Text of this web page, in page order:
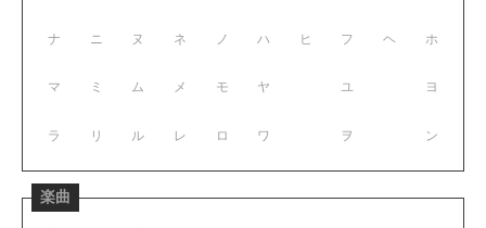
ナ ニ ヌ ネ ノ
マ ミ ム メ モ
ラ リ ル レ ロ
ハ ヒ フ ヘ ホ
ヤ ユ ヨ
ワ ヲ ン
楽曲